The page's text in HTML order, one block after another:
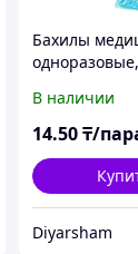
Бахилы
В наличии
14.50₸/
Diyarsham